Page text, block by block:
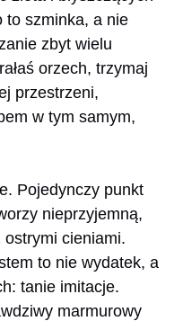
to szminka, a nie
zbyt wielu
orzech, trzymaj
przestrzeni,
w tym samym,
Pojedynczy punkt
nieprzyjemną,
cieniami.
to nie wydatek, a
tanie imitacje.
marmurowy